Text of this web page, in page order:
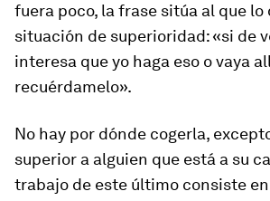
fuera poco, la frase sitúa al que lo
situación de superioridad: «si de
interesa que yo haga eso o vaya
recuérdamelo».
No hay por dónde cogerla,
superior a alguien que está a su
trabajo de este último consiste